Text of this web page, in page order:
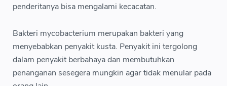
penderitanya bisa mengalami kecacatan.
Bakteri mycobacterium merupakan bakteri yang
menyebabkan penyakit kusta. Penyakit ini tergolong
dalam penyakit berbahaya dan membutuhkan
penanganan sesegera mungkin agar tidak menular pada